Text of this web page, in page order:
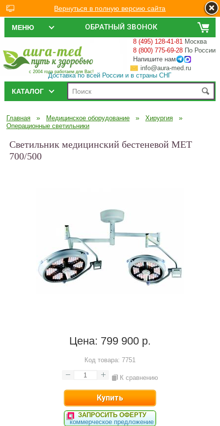
ОБРАТНЫЙ ЗВОНОК
МЕНЮ
с 2004 года работаем для Вас!
8 (495) 128-41-81 Москва
8 (800) 775-69-28 По России
Напишите нам
info@aura-med.ru
Доставка по всей России и в страны СНГ
КАТАЛОГ
Главная » Медицинское оборудование » Хирургия »
Операционные светильники
Светильник медицинский бестеневой МЕТ
700/500
Цена: 799 900 р.
Код товара: 7751
К сравнению
ЗАПРОСИТЬ ОФЕРТУ
коммерческое предложение
Вернуться в полную версию сайта